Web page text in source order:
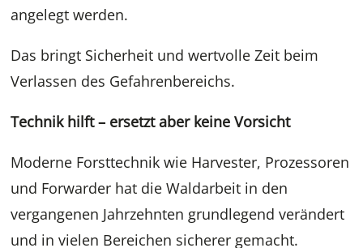
angelegt werden.
Das bringt Sicherheit und wertvolle Zeit beim
Verlassen des Gefahrenbereichs.
Technik hilft – ersetzt aber keine Vorsicht
Moderne Forsttechnik wie Harvester, Prozessoren
und Forwarder hat die Waldarbeit in den
vergangenen Jahrzehnten grundlegend verändert
und in vielen Bereichen sicherer gemacht.